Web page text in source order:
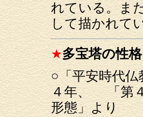
れている。ま
して描かれて
★多宝塔の性
○「平安時代仏
４年、 「第
形態」より